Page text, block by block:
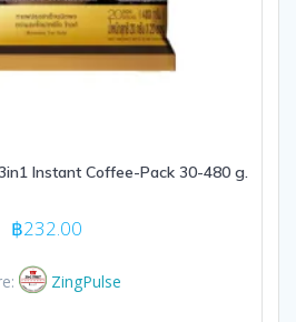
Instant Coffee-Pack 30-480 g.
฿232.00
ZingPulse